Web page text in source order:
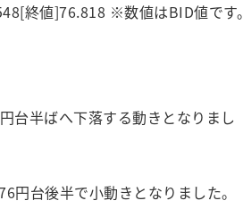
終値]76.818 ※数値はBID値です。
台半ばへ下落する動きとなりまし
円台後半で小動きとなりました。